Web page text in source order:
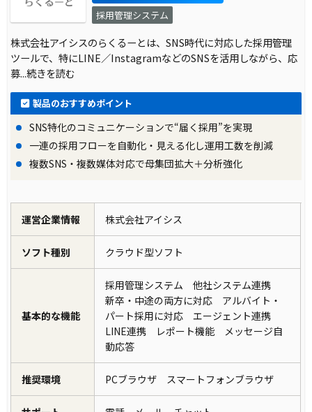
採用管理システム
株式会社アイシスのらくるーとは、SNS時代に対応した採用管理
ツールで、特にLINE／InstagramなどのSNSを活用しながら、応
募...続きを読む
製品のおすすめポイント
SNS特化のコミュニケーションで“届く採用”を実現
一連の採用フローを自動化・見える化し運用工数を削減
複数SNS・複数媒体対応で母集団拡大＋分析強化
運営企業情報 株式会社アイシス
ソフト種別 クラウド型ソフト
基本的な機能
採用管理システム 他社システム連携
新卒・中途の両方に対応 アルバイト・
パート採用に対応 エージェント連携
LINE連携 レポート機能 メッセージ自
動応答
推奨環境 PCブラウザ スマートフォンブラウザ